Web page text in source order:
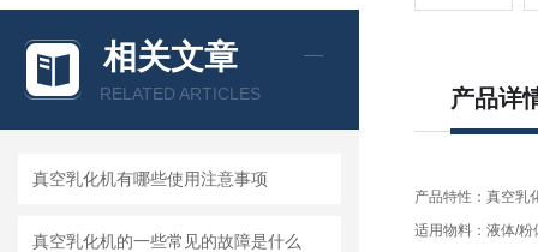
相关文章
RELATED ARTICLES
真空乳化机有哪些使用注意事项
真空乳化机的一些常见的故障是什么
产品详
产品特性：真空乳
适用物料：液体/粉